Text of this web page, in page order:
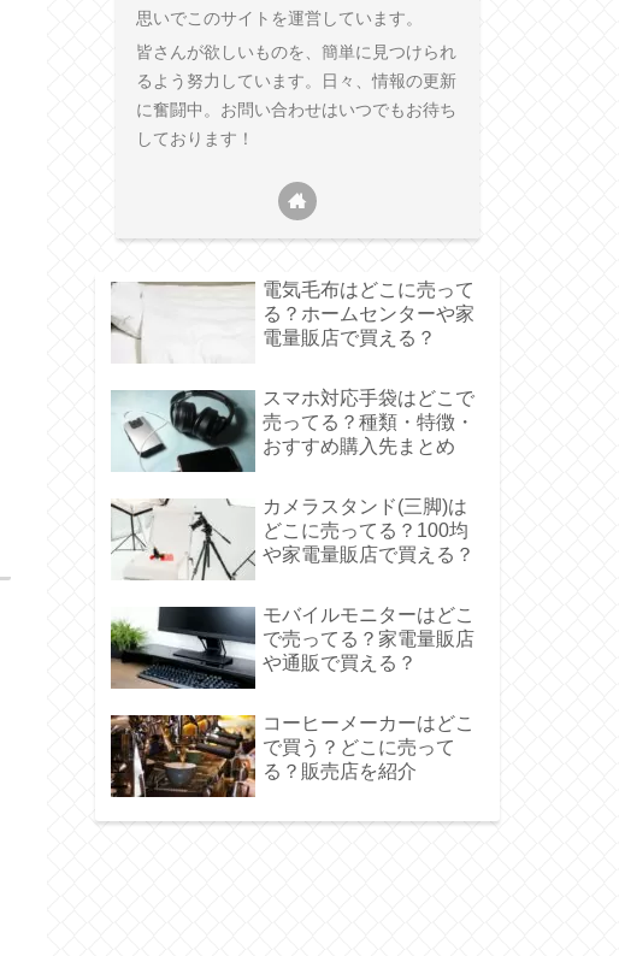
思いでこのサイトを運営しています。
皆さんが欲しいものを、簡単に見つけられ
るよう努力しています。日々、情報の更新
に奮闘中。お問い合わせはいつでもお待ち
しております！
電気毛布はどこに売って
る？ホームセンターや家
電量販店で買える？
スマホ対応手袋はどこで
売ってる？種類・特徴・
おすすめ購入先まとめ
カメラスタンド(三脚)は
どこに売ってる？100均
や家電量販店で買える？
モバイルモニターはどこ
で売ってる？家電量販店
や通販で買える？
コーヒーメーカーはどこ
で買う？どこに売って
る？販売店を紹介